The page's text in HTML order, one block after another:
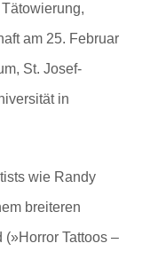
am 25. Februar
St. Josef-
in
wie Randy
breiteren
Tattoos –